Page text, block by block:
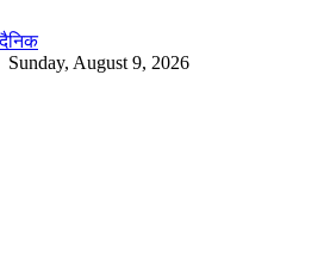
Sunday, August 9, 2026